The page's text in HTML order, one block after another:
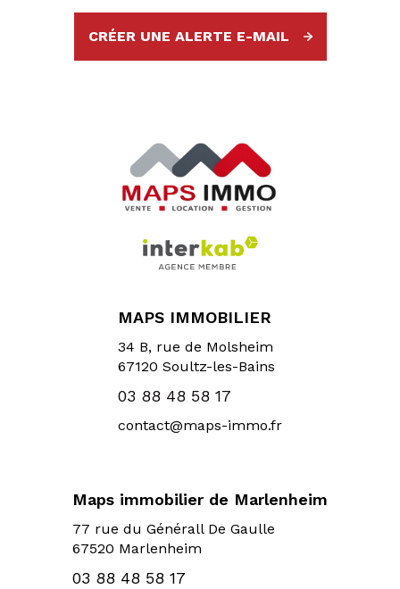
CRÉER UNE ALERTE E-MAIL
MAPS IMMOBILIER
34 B, rue de Molsheim
67120 Soultz-les-Bains
03 88 48 58 17
contact@maps-immo.fr
Maps immobilier de Marlenheim
77 rue du Générall De Gaulle
67520 Marlenheim
03 88 48 58 17